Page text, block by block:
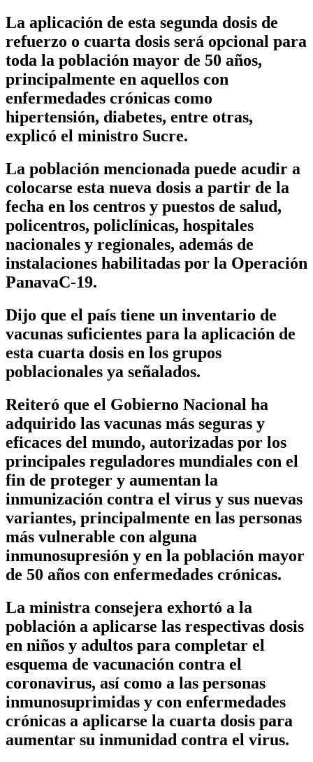
La aplicación de esta segunda dosis de
refuerzo o cuarta dosis será opcional para
toda la población mayor de 50 años,
principalmente en aquellos con
enfermedades crónicas como
hipertensión, diabetes, entre otras,
explicó el ministro Sucre.
La población mencionada puede acudir a
colocarse esta nueva dosis a partir de la
fecha en los centros y puestos de salud,
policentros, policlínicas, hospitales
nacionales y regionales, además de
instalaciones habilitadas por la Operación
PanavaC-19.
Dijo que el país tiene un inventario de
vacunas suficientes para la aplicación de
esta cuarta dosis en los grupos
poblacionales ya señalados.
Reiteró que el Gobierno Nacional ha
adquirido las vacunas más seguras y
eficaces del mundo, autorizadas por los
principales reguladores mundiales con el
fin de proteger y aumentan la
inmunización contra el virus y sus nuevas
variantes, principalmente en las personas
más vulnerable con alguna
inmunosupresión y en la población mayor
de 50 años con enfermedades crónicas.
La ministra consejera exhortó a la
población a aplicarse las respectivas dosis
en niños y adultos para completar el
esquema de vacunación contra el
coronavirus, así como a las personas
inmunosuprimidas y con enfermedades
crónicas a aplicarse la cuarta dosis para
aumentar su inmunidad contra el virus.